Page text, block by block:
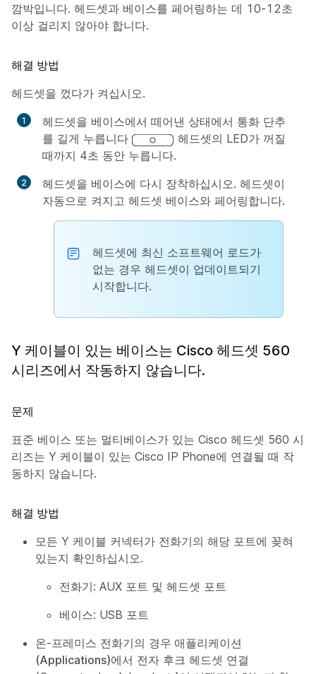
깜박입니다. 헤드셋과 베이스를 페어링하는 데 10-12초
이상 걸리지 않아야 합니다.
해결 방법
헤드셋을 껐다가 켜십시오.
헤드셋을 베이스에서 떼어낸 상태에서 통화 단추
를 길게 누릅니다
헤드셋의 LED가 꺼질
때까지 4초 동안 누릅니다.
헤드셋을 베이스에 다시 장착하십시오. 헤드셋이
자동으로 켜지고 헤드셋 베이스와 페어링합니다.
헤드셋에 최신 소프트웨어 로드가
없는 경우 헤드셋이 업데이트되기
시작합니다.
Y 케이블이 있는 베이스는 Cisco 헤드셋 560
시리즈에서 작동하지 않습니다.
문제
표준 베이스 또는 멀티베이스가 있는 Cisco 헤드셋 560 시
리즈는 Y 케이블이 있는 Cisco IP Phone에 연결될 때 작
동하지 않습니다.
해결 방법
모든 Y 케이블 커넥터가 전화기의 해당 포트에 꽂혀
있는지 확인하십시오.
전화기: AUX 포트 및 헤드셋 포트
베이스: USB 포트
온-프레미스 전화기의 경우 애플리케이션
(Applications)에서 전자 후크 헤드셋 연결